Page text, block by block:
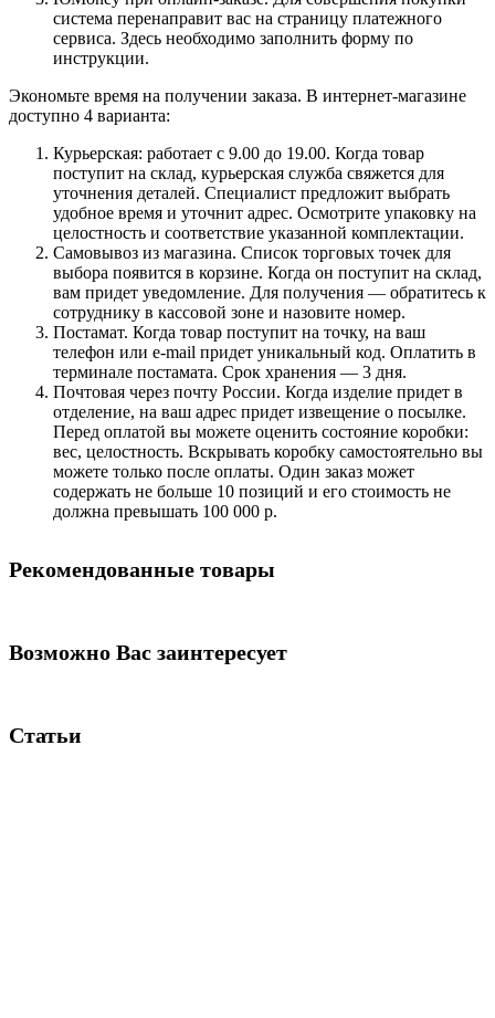
система перенаправит вас на страницу платежного
сервиса. Здесь необходимо заполнить форму по
инструкции.
Экономьте время на получении заказа. В интернет-магазине
доступно 4 варианта:
Курьерская: работает с 9.00 до 19.00. Когда товар
поступит на склад, курьерская служба свяжется для
уточнения деталей. Специалист предложит выбрать
удобное время и уточнит адрес. Осмотрите упаковку на
целостность и соответствие указанной комплектации.
Самовывоз из магазина. Список торговых точек для
выбора появится в корзине. Когда он поступит на склад,
вам придет уведомление. Для получения — обратитесь к
сотруднику в кассовой зоне и назовите номер.
Постамат. Когда товар поступит на точку, на ваш
телефон или e-mail придет уникальный код. Оплатить в
терминале постамата. Срок хранения — 3 дня.
Почтовая через почту России. Когда изделие придет в
отделение, на ваш адрес придет извещение о посылке.
Перед оплатой вы можете оценить состояние коробки:
вес, целостность. Вскрывать коробку самостоятельно вы
можете только после оплаты. Один заказ может
содержать не больше 10 позиций и его стоимость не
должна превышать 100 000 р.
Рекомендованные товары
Возможно Вас заинтересует
Статьи